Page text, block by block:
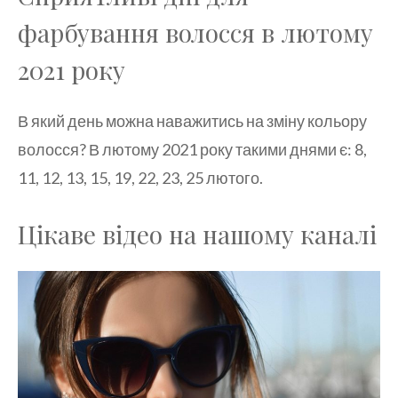
фарбування волосся в лютому
2021 року
В який день можна наважитись на зміну кольору
волосся? В лютому 2021 року такими днями є: 8,
11, 12, 13, 15, 19, 22, 23, 25 лютого.
Цікаве відео на нашому каналі